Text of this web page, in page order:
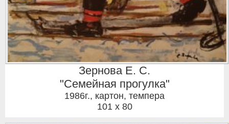
Зернова Е. С.
"Семейная прогулка"
1986г., картон, темпера
101 x 80